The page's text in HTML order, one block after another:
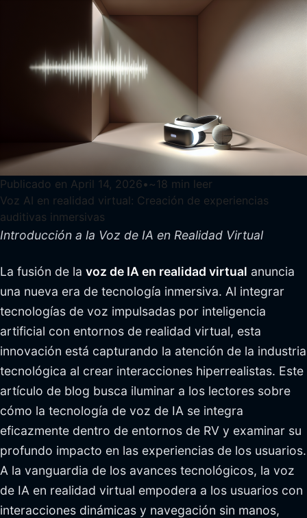
Publicado en April 14, 2026• ~18 min leer
Voz AI en realidad virtual: Creación de experiencias
auditivas inmersivas
Introducción a la Voz de IA en Realidad Virtual
La fusión de la voz de IA en realidad virtual anuncia
una nueva era de tecnología inmersiva. Al integrar
tecnologías de voz impulsadas por inteligencia
artificial con entornos de realidad virtual, esta
innovación está capturando la atención de la industria
tecnológica al crear interacciones hiperrealistas. Este
artículo de blog busca iluminar a los lectores sobre
cómo la tecnología de voz de IA se integra
eficazmente dentro de entornos de RV y examinar su
profundo impacto en las experiencias de los usuarios.
A la vanguardia de los avances tecnológicos, la voz
de IA en realidad virtual empodera a los usuarios con
interacciones dinámicas y navegación sin manos,